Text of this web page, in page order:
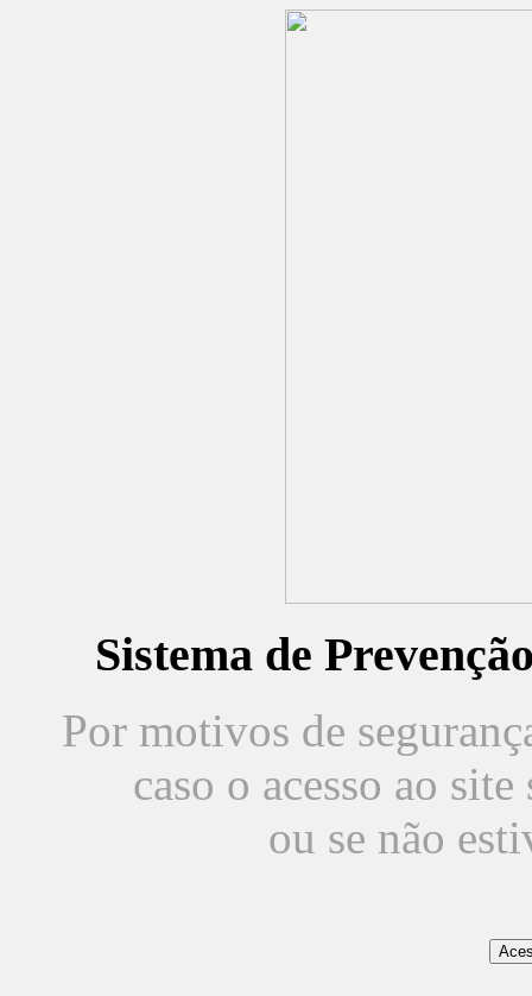
Sistema de
Por motivos de
caso o acesso ao
ou se não